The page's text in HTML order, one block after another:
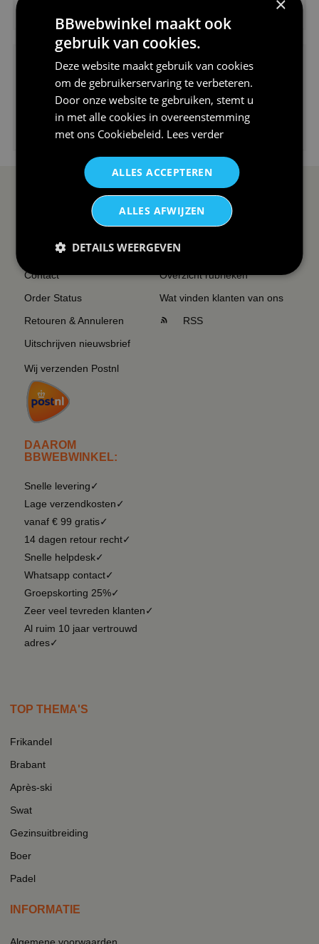
V-hals shirt rood wit blauw st...
€24,95
I love korfbal t-shirt sport s...
SERVICE EN INFO
Veel gestelde vragen
Contact
Order Status
Retouren & Annuleren
Uitschrijven nieuwsbrief
Wij verzenden Postnl
DAAROM
BBWEBWINKEL:
Snelle levering✓
Lage verzendkosten✓
vanaf € 99 gratis✓
14 dagen retour recht✓
Snelle helpdesk✓
Whatsapp contact✓
Groepskorting 25%✓
Zeer veel tevreden klanten✓
Al ruim 10 jaar vertrouwd
adres✓
OVERZICHT
Sitemapping
Overzicht thema's
Overzicht rubrieken
Wat vinden klanten van ons
RSS
TOP THEMA'S
Frikandel
Brabant
Après-ski
Swat
Gezinsuitbreiding
Boer
Padel
INFORMATIE
BBwebwinkel maakt ook
gebruik van cookies.
Deze website maakt gebruik van cookies
om de gebruikerservaring te verbeteren.
Door onze website te gebruiken, stemt u
in met alle cookies in overeenstemming
met ons Cookiebeleid. Lees verder
ALLES ACCEPTEREN
ALLES AFWIJZEN
DETAILS WEERGEVEN